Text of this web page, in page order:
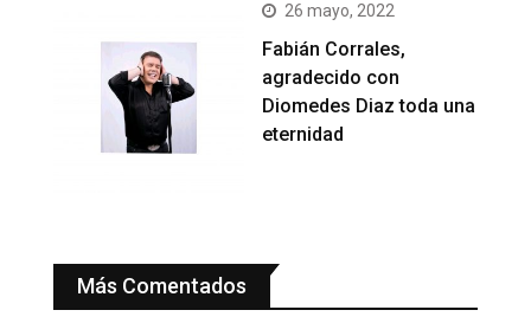
26 mayo, 2022
Fabián Corrales,
agradecido con
Diomedes Diaz toda una
eternidad
Más Comentados